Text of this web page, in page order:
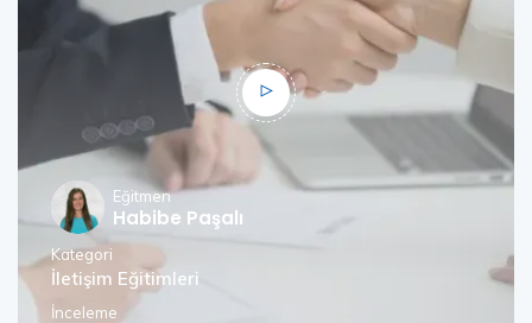
Eğitmen
Habibe Paşalı
Kategori
İletişim Eğitimleri
İnceleme